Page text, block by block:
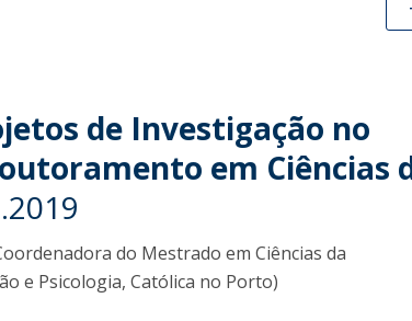
de Investigação no
em Ciências
do Mestrado em Ciências da
e Psicologia, Católica no Porto)